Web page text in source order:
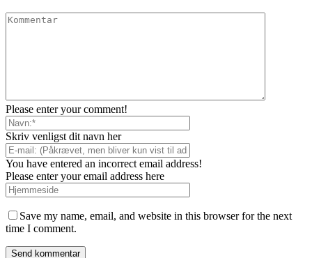
Please enter your comment!
Skriv venligst dit navn her
You have entered an incorrect email address!
Please enter your email address here
Save my name, email, and website in this browser for the next
time I comment.